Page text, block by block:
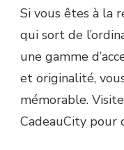
Si vous êtes à la
qui sort de
une gamme
et originalité,
mémorable.
CadeauCity pour